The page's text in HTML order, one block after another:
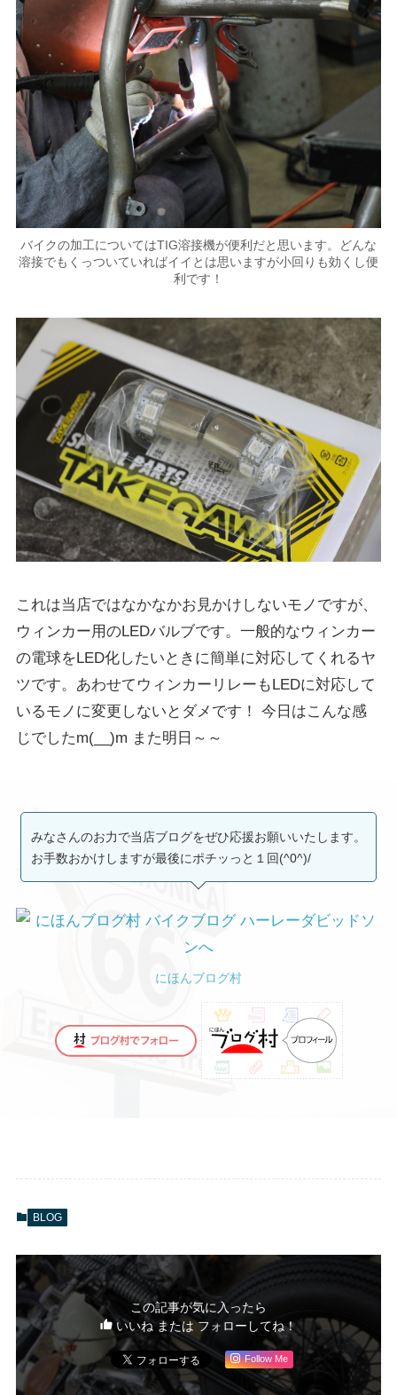
バイクの加工についてはTIG溶接機が便利だと思います。どんな
溶接でもくっついていればイイとは思いますが小回りも効くし便
利です！
これは当店ではなかなかお見かけしないモノですが、
ウィンカー用のLEDバルブです。一般的なウィンカー
の電球をLED化したいときに簡単に対応してくれるヤ
ツです。あわせてウィンカーリレーもLEDに対応して
いるモノに変更しないとダメです！ 今日はこんな感
じでしたm(__)m また明日～～
みなさんのお力で当店ブログをぜひ応援お願いいたします。
お手数おかけしますが最後にポチッっと１回(^0^)/
にほんブログ村
BLOG
この記事が気に入ったら
いいね または フォローしてね！
Follow Me